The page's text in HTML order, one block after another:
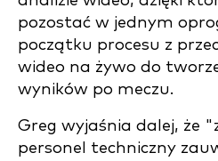
pozostać w jednym
początku procesu z
wideo na żywo do
wyników po meczu.
Greg wyjaśnia dalej, że
personel techniczny